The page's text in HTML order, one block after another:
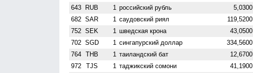
643 RUB 1 российский рубль 5,0300
682 SAR 1 саудовский риял 119,5200
752 SEK 1 шведская крона 43,0500
702 SGD 1 сингапурский доллар 334,5600
764 THB 1 таиландский бат 12,6700
972 TJS 1 таджикский сомони 41,1900